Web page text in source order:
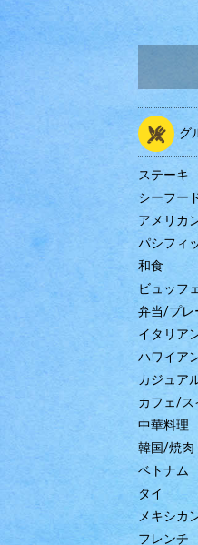
グ
ステーキ
シーフー
アメリカ
パシフィ
和食
ビュッフ
弁当/プレ
イタリア
ハワイア
カジュア
カフェ/ス
中華料理
韓国/焼肉
ベトナム
タイ
メキシカ
フレンチ